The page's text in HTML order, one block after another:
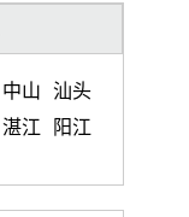
中山
汕头
湛江 阳江